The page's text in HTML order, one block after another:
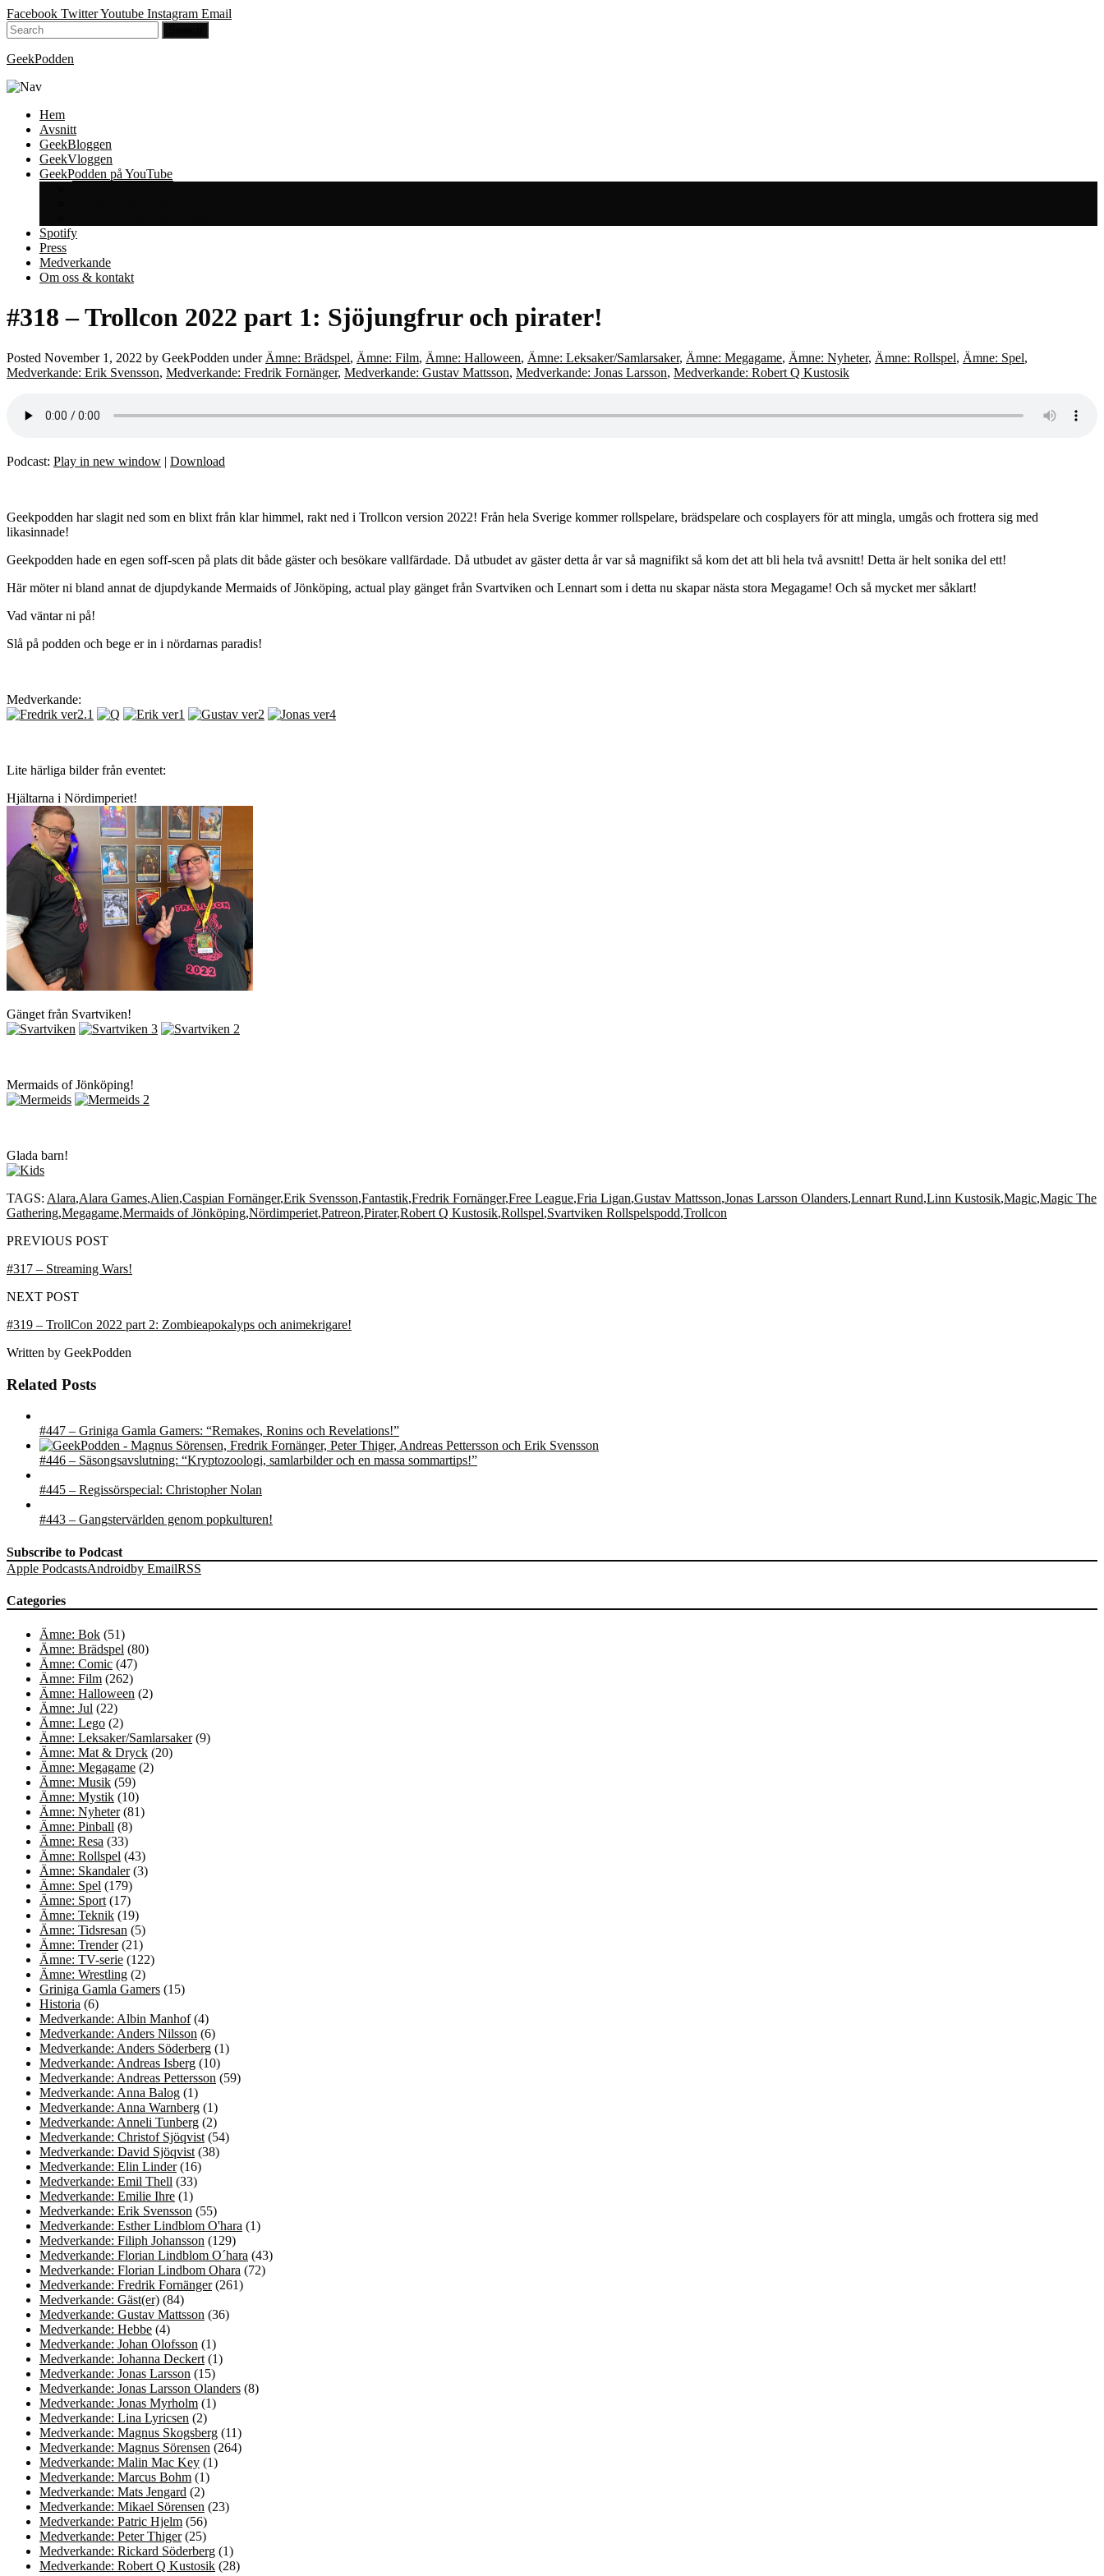
Facebook TwitterYoutube Instagram Email
GeekPodden
Hem
Avsnitt
GeekBloggen
GeekVloggen
GeekPodden på YouTube
Spotify
Press
Medverkande
Om oss & kontakt
#318 – Trollcon 2022 part 1: Sjöjungfrur och pirater!
Posted November 1, 2022 by GeekPodden under Ämne: Brädspel, Ämne: Film, Ämne: Halloween, Ämne: Leksaker/Samlarsaker, Ämne: Megagame, Ämne: Nyheter, Ämne: Rollspel, Ämne: Spel,
Medverkande: Erik Svensson, Medverkande: Fredrik Fornänger, Medverkande: Gustav Mattsson, Medverkande: Jonas Larsson, Medverkande: Robert Q Kustosik
Podcast: Play in new window | Download
Geekpodden har slagit ned som en blixt från klar himmel, rakt ned i Trollcon version 2022! Från hela Sverige kommer rollspelare, brädspelare och cosplayers för att mingla, umgås och frottera sig med
likasinnade!
Geekpodden hade en egen soff-scen på plats dit både gäster och besökare vallfärdade. Då utbudet av gäster detta år var så magnifikt så kom det att bli hela två avsnitt! Detta är helt sonika del ett!
Här möter ni bland annat de djupdykande Mermaids of Jönköping, actual play gänget från Svartviken och Lennart som i detta nu skapar nästa stora Megagame! Och så mycket mer såklart!
Vad väntar ni på!
Slå på podden och bege er in i nördarnas paradis!
Medverkande:
Lite härliga bilder från eventet:
Hjältarna i Nördimperiet!
Gänget från Svartviken!
Mermaids of Jönköping!
Glada barn!
TAGS: Alara,Alara Games,Alien,Caspian Fornänger,Erik Svensson,Fantastik,Fredrik Fornänger,Free League,Fria Ligan,Gustav Mattsson,Jonas Larsson Olanders,Lennart Rund,Linn Kustosik,Magic,Magic The
Gathering,Megagame,Mermaids of Jönköping,Nördimperiet,Patreon,Pirater,Robert Q Kustosik,Rollspel,Svartviken Rollspelspodd,Trollcon
PREVIOUS POST
#317 – Streaming Wars!
NEXT POST
#319 – TrollCon 2022 part 2: Zombieapokalyps och animekrigare!
Written by GeekPodden
Related Posts
#447 – Griniga Gamla Gamers: “Remakes, Ronins och Revelations!”
#446 – Säsongsavslutning: “Kryptozoologi, samlarbilder och en massa sommartips!”
#445 – Regissörspecial: Christopher Nolan
#443 – Gangstervärlden genom popkulturen!
Subscribe to Podcast
Apple PodcastsAndroidby EmailRSS
Categories
Ämne: Bok (51)
Ämne: Brädspel (80)
Ämne: Comic (47)
Ämne: Film (262)
Ämne: Halloween (2)
Ämne: Jul (22)
Ämne: Lego (2)
Ämne: Leksaker/Samlarsaker(9)
Ämne: Mat & Dryck (20)
Ämne: Megagame (2)
Ämne: Musik (59)
Ämne: Mystik (10)
Ämne: Nyheter(81)
Ämne: Pinball (8)
Ämne: Resa (33)
Ämne: Rollspel (43)
Ämne: Skandaler(3)
Ämne: Spel (179)
Ämne: Sport (17)
Ämne: Teknik (19)
Ämne: Tidsresan (5)
Ämne: Trender(21)
Ämne: TV-serie (122)
Ämne: Wrestling (2)
Griniga Gamla Gamers (15)
Historia (6)
Medverkande: Albin Manhof(4)
Medverkande: Anders Nilsson (6)
Medverkande: Anders Söderberg (1)
Medverkande: Andreas Isberg (10)
Medverkande: Andreas Pettersson (59)
Medverkande: Anna Balog (1)
Medverkande: Anna Warnberg (1)
Medverkande: Anneli Tunberg (2)
Medverkande: Christof Sjöqvist (54)
Medverkande: David Sjöqvist (38)
Medverkande: Elin Linder(16)
Medverkande: Emil Thell (33)
Medverkande: Emilie Ihre (1)
Medverkande: Erik Svensson (55)
Medverkande: Esther Lindblom O'hara (1)
Medverkande: Filiph Johansson (129)
Medverkande: Florian Lindblom O´hara (43)
Medverkande: Florian Lindbom Ohara (72)
Medverkande: Fredrik Fornänger(261)
Medverkande: Gäst(er) (84)
Medverkande: Gustav Mattsson (36)
Medverkande: Hebbe (4)
Medverkande: Johan Olofsson (1)
Medverkande: Johanna Deckert (1)
Medverkande: Jonas Larsson (15)
Medverkande: Jonas Larsson Olanders (8)
Medverkande: Jonas Myrholm (1)
Medverkande: Lina Lyricsen (2)
Medverkande: Magnus Skogsberg (11)
Medverkande: Magnus Sörensen (264)
Medverkande: Malin Mac Key (1)
Medverkande: Marcus Bohm (1)
Medverkande: Mats Jengard (2)
Medverkande: Mikael Sörensen (23)
Medverkande: Patric Hjelm (56)
Medverkande: Peter Thiger(25)
Medverkande: Rickard Söderberg (1)
Medverkande: Robert Q Kustosik (28)